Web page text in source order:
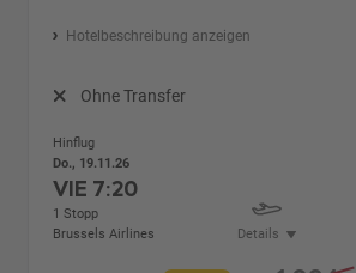
Hotelbeschreibung anzeigen
Ohne Transfer
Hinflug
Do., 19.11.26
VIE 7:20
1 Stopp
Brussels Airlines
Details